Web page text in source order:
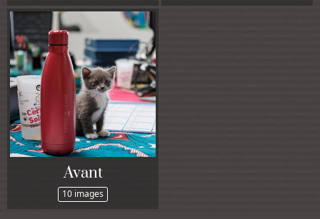
Avant
10 images